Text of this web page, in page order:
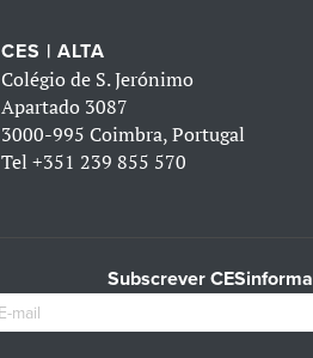
CES | ALTA
Colégio de S. Jerónimo
Apartado 3087
3000-995 Coimbra, Portugal
Tel+351 239 855 570
Subscrever CESinforma